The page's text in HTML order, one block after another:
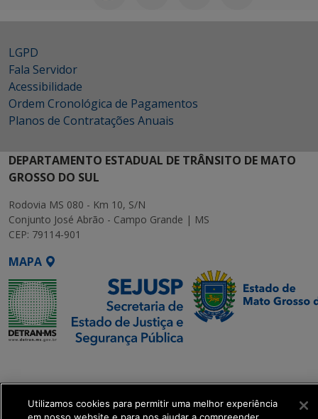
LGPD
Fala Servidor
Acessibilidade
Ordem Cronológica de Pagamentos
Planos de Contratações Anuais
DEPARTAMENTO ESTADUAL DE TRÂNSITO DE MATO
GROSSO DO SUL
Rodovia MS 080 - Km 10, S/N
Conjunto José Abrão - Campo Grande | MS
CEP: 79114-901
MAPA
Executiva de
Transformação Digital
Utilizamos cookies para permitir uma melhor experiência